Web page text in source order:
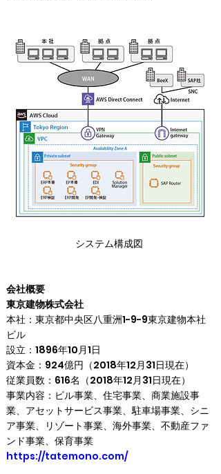
システム構成図
会社概要
東京建物株式会社
本社：東京都中央区八重洲1-9-9東京建物本社
ビル
設立：1896年10月1日
資本金：924億円（2018年12月31日現在）
従業員数：616名（2018年12月31日現在）
事業内容：ビル事業、住宅事業、商業施設事
業、アセットサービス事業、駐車場事業、シニ
ア事業、リゾート事業、海外事業、不動産ファ
https://tatemono.com/